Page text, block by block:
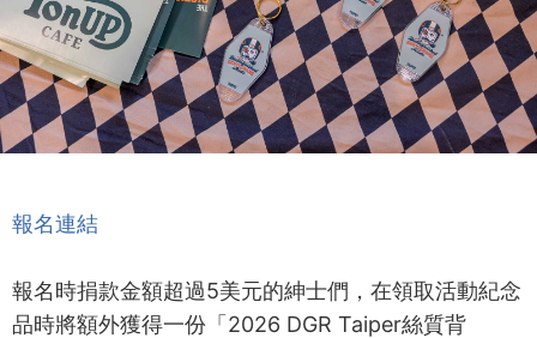
報名連結
報名時捐款金額超過5美元的紳士們，在領取活動紀念
品時將額外獲得一份「2026 DGR Taiper絲質背